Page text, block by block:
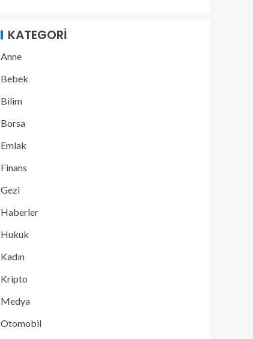
KATEGORI
Anne
Bebek
Bilim
Borsa
Emlak
Finans
Gezi
Haberler
Hukuk
Kadın
Kripto
Medya
Otomobil